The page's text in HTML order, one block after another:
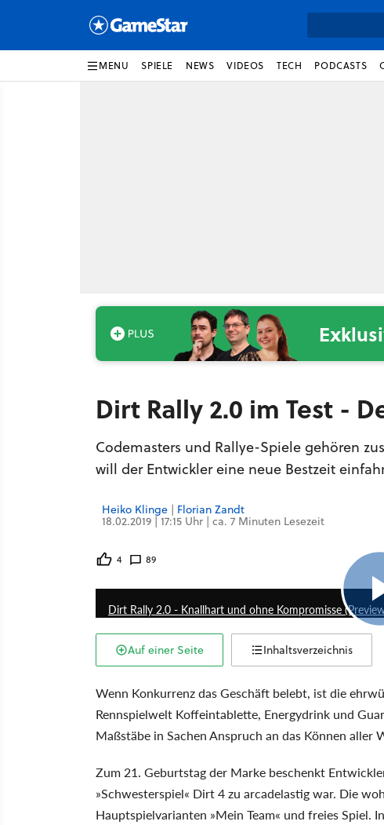
MENU SPIELE NEWS VIDEOS TECH PODCASTS
Dirt Rally 2.0 im Test -
Codemasters und Rallye-Spiele gehören
will der Entwickler eine neue Bestzeit
Heiko Klinge | Florian Zandt
18.02.2019 | 17:15 Uhr | ca. 7 Minuten Lesezeit
4 89
Dirt Rally 2.0 - Knallhart und ohne Kompromisse
Auf einer Seite Inhaltsverzeichnis
Wenn Konkurrenz das Geschäft belebt, ist die
Rennspielwelt Koffeintablette, Energydrink und
Maßstäbe in Sachen Anspruch an das Können aller
Zum 21. Geburtstag der Marke beschenkt
»Schwesterspiel« Dirt 4 zu arcadelastig war. Die
Hauptspielvarianten »Mein Team« und freies